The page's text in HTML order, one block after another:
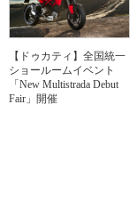
【ドゥカティ】全国統一
ショールームイベント
「New Multistrada Debut
Fair」開催